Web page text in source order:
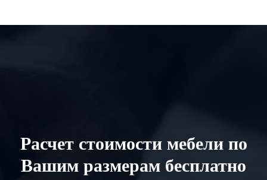
Расчет стоимости мебели по
Вашим размерам бесплатно